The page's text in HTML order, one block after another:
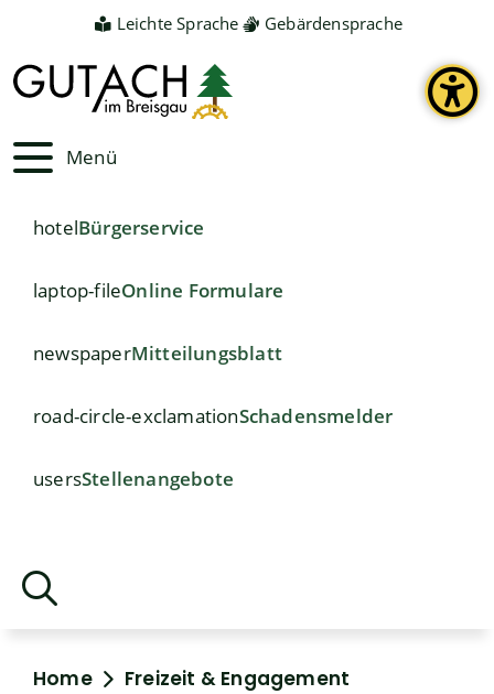
Leichte Sprache Gebärdensprache
Menü
hotelBürgerservice
laptop-fileOnline Formulare
newspaperMitteilungsblatt
road-circle-exclamationSchadensmelder
usersStellenangebote
Home
Freizeit & Engagement